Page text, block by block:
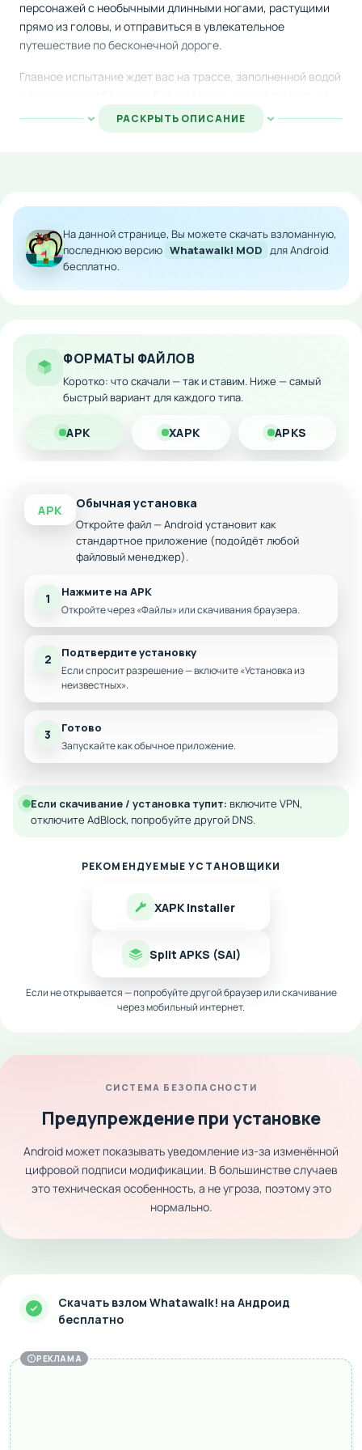
персонажей с необычными длинными ногами, растущими
прямо из головы, и отправиться в увлекательное
путешествие по бесконечной дороге.
Главное испытание ждет вас на трассе, заполненной водой
кубикам, избегая падения в жидкость, и продвигаться как
можно дальше. Игра требует сноровки, координации и
Бесконечное количество денег для открытия
всех персонажей и улучшений
Доступ ко всем внутриигровым покупкам без
ограничений
Неограниченные возможности для
максимального удовольствия от игры
Скачайте Whatawalk! на Android и получите максимум
позитива от этой универсальной аркады, которая подарит
хорошее настроение каждому поклоннику мобильных игр.
РАСКРЫТЬ ОПИСАНИЕ
На данной странице, Вы можете скачать взломанную,
последнюю версию Whatawalk! MOD для Android
бесплатно.
ФОРМАТЫ ФАЙЛОВ
Коротко: что скачали — так и ставим. Ниже — самый
быстрый вариант для каждого типа.
APK XAPK APKS
APK Обычная установка
Откройте файл — Android установит как
стандартное приложение (подойдёт любой
файловый менеджер).
1 Нажмите на APK
Откройте через «Файлы» или скачивания браузера.
2 Подтвердите установку
Если спросит разрешение — включите «Установка из
неизвестных».
3 Готово
Запускайте как обычное приложение.
Если скачивание / установка тупит: включите VPN,
отключите AdBlock, попробуйте другой DNS.
РЕКОМЕНДУЕМЫЕ УСТАНОВЩИКИ
XAPK Installer
Split APKS (SAI)
Если не открывается — попробуйте другой браузер или скачивание
через мобильный интернет.
СИСТЕМА БЕЗОПАСНОСТИ
Предупреждение при установке
Android может показывать уведомление из-за изменённой
цифровой подписи модификации. В большинстве случаев
это техническая особенность, а не угроза, поэтому это
нормально.
Скачать взлом Whatawalk! на Андроид
бесплатно
РЕКЛАМА